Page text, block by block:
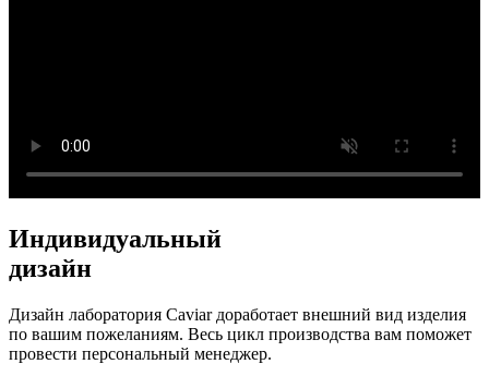
Индивидуальный
дизайн
Дизайн лаборатория Caviar доработает внешний вид изделия
по вашим пожеланиям. Весь цикл производства вам поможет
провести персональный менеджер.